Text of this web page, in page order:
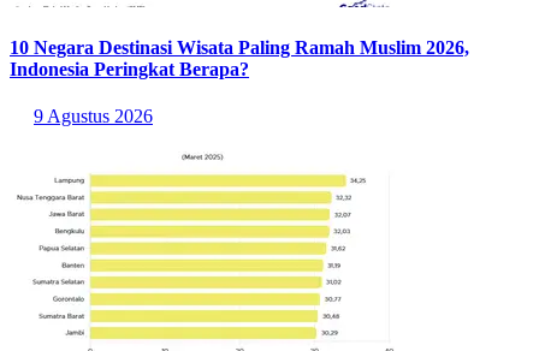
10 Negara Destinasi Wisata Paling Ramah Muslim 2026,
Indonesia Peringkat Berapa?
9 Agustus 2026